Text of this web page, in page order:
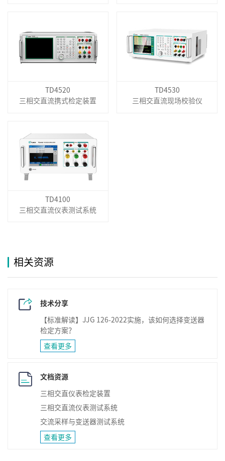
TD4520
三相交直流携式检定装置
TD4530
三相交直流现场校验仪
TD4100
三相交直流仪表测试系统
相关资源
技术分享
【标准解读】JJG 126-2022实施，该如何选择变送器
检定方案？
查看更多
文档资源
三相交直仪表检定装置
三相交直流仪表测试系统
交流采样与变送器测试系统
查看更多